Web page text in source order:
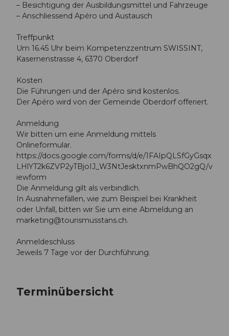
– Besichtigung der Ausbildungsmittel und Fahrzeuge
– Anschliessend Apéro und Austausch
Treffpunkt
Um 16.45 Uhr beim Kompetenzzentrum SWISSINT,
Kasernenstrasse 4, 6370 Oberdorf
Kosten
Die Führungen und der Apéro sind kostenlos.
Der Apéro wird von der Gemeinde Oberdorf offeriert.
Anmeldung
Wir bitten um eine Anmeldung mittels
Onlineformular.
https://docs.google.com/forms/d/e/1FAIpQLSfGyGsqx
LHlYT2k6ZVP2yTBjoIJ_W3NtJesktxnmPwBhQO2gQ/v
iewform
Die Anmeldung gilt als verbindlich.
In Ausnahmefällen, wie zum Beispiel bei Krankheit
oder Unfall, bitten wir Sie um eine Abmeldung an
marketing@tourismusstans.ch.
Anmeldeschluss
Jeweils 7 Tage vor der Durchführung.
Terminübersicht